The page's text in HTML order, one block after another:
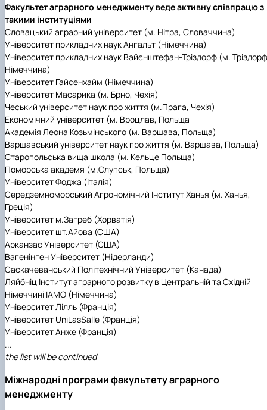
Факультет аграрного менеджменту веде активну співпрацю з
такими інституціями
Словацький аграрний університет (м. Нітра, Словаччина)
Університет прикладних наук Ангальт (Німеччина)
Університет прикладних наук Вайєнштефан-Тріздорф (м.
Німеччина)
Університет Гайсенхайм (Німеччина)
Університет Масарика (м. Брно, Чехія)
Чеський університет наук про життя (м.Прага, Чехія)
Економічний університет (м. Вроцлав, Польща
Академія Леона Козьмінського (м. Варшава, Польща)
Варшавський університет наук про життя (м. Варшава, Польща)
Старопольська вища школа (м. Кельце Польща)
Поморська академя (м.Слупськ, Польща)
Університет Фоджа (Італія)
Середземноморський Агрономічний Інститут Ханья (м. Ханья,
Греція)
Університет м.Загреб (Хорватія)
Університет шт.Айова (США)
Арканзас Університет (США)
Вагенінген Університет (Нідерланди)
Саскачеванський Політехнічний Університет (Канада)
Ляйбніц Інститут аграрного розвитку в Центральній та Східній
Німеччині ІАМО (Німеччина)
Університет Лілль (Франція)
Університет UniLasSalle (Франція)
Університет Анже (Франція)
...
the list will be continued
Міжнародні програмифакультету аграрного
менеджменту